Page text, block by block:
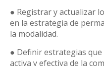
● Registrar y actualizar
en la estrategia de
la modalidad.
● Definir estrategias
activa y efectiva de la